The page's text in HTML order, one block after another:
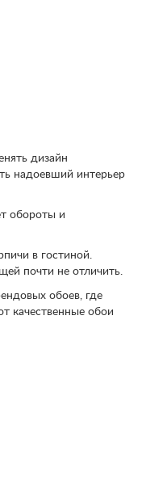
дизайн
надоевший интерьер
обороты и
в гостиной.
почти не отличить.
обоев, где
качественные обои